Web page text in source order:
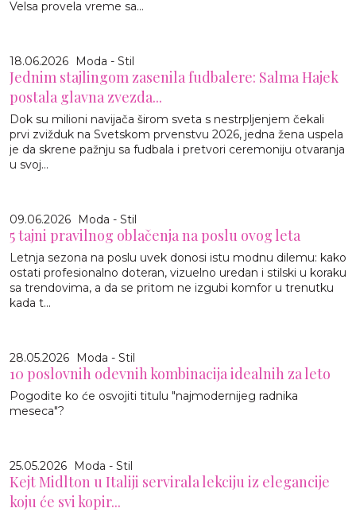
Velsa provela vreme sa...
18.06.2026 Moda - Stil
Jednim stajlingom zasenila fudbalere: Salma Hajek
postala glavna zvezda...
Dok su milioni navijača širom sveta s nestrpljenjem čekali
prvi zvižduk na Svetskom prvenstvu 2026, jedna žena uspela
je da skrene pažnju sa fudbala i pretvori ceremoniju otvaranja
u svoj...
09.06.2026 Moda - Stil
5 tajni pravilnog oblačenja na poslu ovog leta
Letnja sezona na poslu uvek donosi istu modnu dilemu: kako
ostati profesionalno doteran, vizuelno uredan i stilski u koraku
sa trendovima, a da se pritom ne izgubi komfor u trenutku
kada t...
28.05.2026 Moda - Stil
10 poslovnih odevnih kombinacija idealnih za leto
Pogodite ko će osvojiti titulu "najmodernijeg radnika
meseca"?
25.05.2026 Moda - Stil
Kejt Midlton u Italiji servirala lekciju iz elegancije
koju će svi kopir...